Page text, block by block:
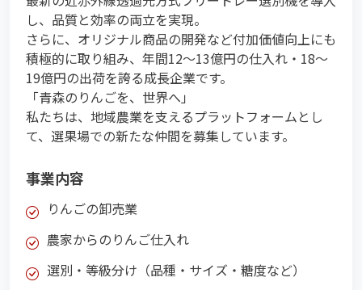
し、品質と効率の両立を実現。
さらに、オリジナル商品の開発など付加価値向上にも
積極的に取り組み、年間12〜13億円の仕入れ・18〜
19億円の出荷を誇る成長企業です。
「青森のりんごを、世界へ」
私たちは、地域農業を支えるプラットフォームとし
て、選果場での新たな仲間を募集しています。
事業内容
りんごの卸売業
農家からのりんご仕入れ
選別・等級分け（品種・サイズ・糖度など）